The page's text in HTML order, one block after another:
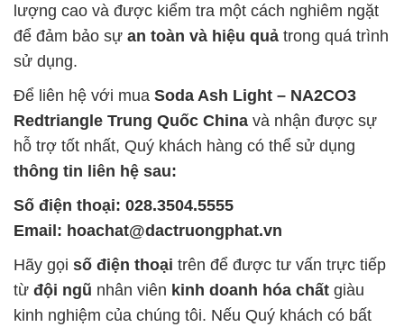
lượng cao và được kiểm tra một cách nghiêm ngặt
để đảm bảo sự an toàn và hiệu quả trong quá trình
sử dụng.
Để liên hệ với mua Soda Ash Light – NA2CO3
Redtriangle Trung Quốc China và nhận được sự
hỗ trợ tốt nhất, Quý khách hàng có thể sử dụng
thông tin liên hệ sau:
Số điện thoại: 028.3504.5555
Email: hoachat@dactruongphat.vn
Hãy gọi số điện thoại trên để được tư vấn trực tiếp
từ đội ngũ nhân viên kinh doanh hóa chất giàu
kinh nghiệm của chúng tôi. Nếu Quý khách có bất